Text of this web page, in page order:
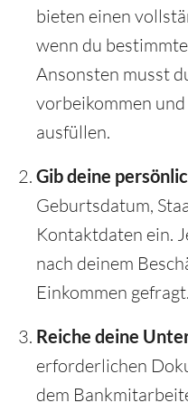
bieten einen
wenn du
Ansonsten musst
vorbeikommen
ausfüllen.
Gib deine
Geburtsdatum,
Kontaktdaten ein.
nach deinem
Einkommen gefragt.
Reiche deine
erforderlichen
dem